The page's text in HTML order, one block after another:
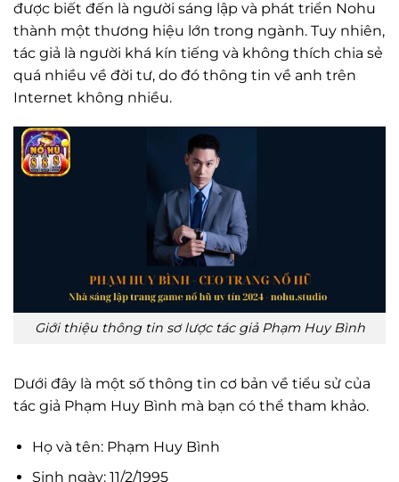
được biết đến là người sáng lập và phát triển Nohu
thành một thương hiệu lớn trong ngành. Tuy nhiên,
tác giả là người khá kín tiếng và không thích chia sẻ
quá nhiều về đời tư, do đó thông tin về anh trên
Internet không nhiều.
Giới thiệu thông tin sơ lược tác giả Phạm Huy Bình
Dưới đây là một số thông tin cơ bản về tiểu sử của
tác giả Phạm Huy Bình mà bạn có thể tham khảo.
Họ và tên: Phạm Huy Bình
Sinh ngày: 11/2/1995